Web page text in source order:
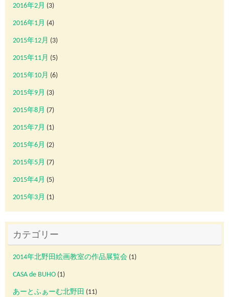
2016年2月 (3)
2016年1月 (4)
2015年12月 (3)
2015年11月 (5)
2015年10月 (6)
2015年9月 (3)
2015年8月 (7)
2015年7月 (1)
2015年6月 (2)
2015年5月 (7)
2015年4月 (5)
2015年3月 (1)
カテゴリー
2014年北野田絵画教室の作品展覧会 (1)
CASA de BUHO (1)
あーとふぁーむ北野田 (11)